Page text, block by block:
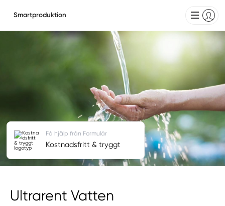
Smartproduktion
Ultrarent Vatten
Få hjälp från Formulär
Kostnadsfritt & tryggt